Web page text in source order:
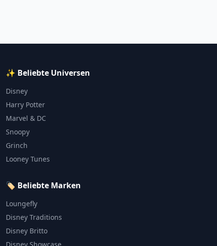
✨ Beliebte Universen
Disney
Harry Potter
Marvel & DC
Snoopy
Grinch
Looney Tunes
🏷️ Beliebte Marken
Loungefly
Disney Traditions
Disney Britto